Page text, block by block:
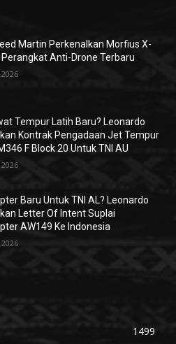
Martin Perkenalkan Morfius X-
Perangkat Anti-Drone Terbaru
Tempur Latih Baru? Leonardo
Kontrak Pengadaan Jet Tempur
F Block 20 Untuk TNI AU
Baru Untuk TNI AL? Leonardo
Letter Of Intent Suplai
AW149 Ke Indonesia
1499